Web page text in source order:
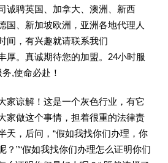
诚聘英国、加拿大、澳洲、新西
国、新加坡欧洲，亚洲各地代理人
间，有兴趣就请联系我们
厚。真诚期待您的加盟。24小时服
,使命必赴！
家谅解！这是一个灰色行业，有它
家做这个事情，担着很重的法律责
天，后问，“假如我找你们办理，你
？”“假如我找你们办理怎么证明你们